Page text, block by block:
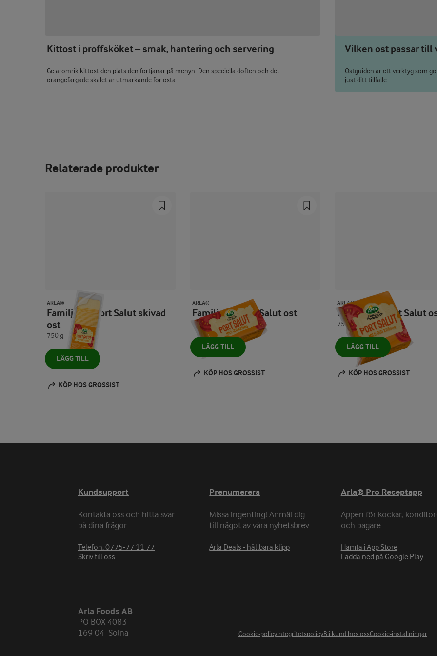
Kittost i proffsköket – smak, hantering och servering
Ge aromrik kittost den plats den förtjänar på menyn. Den speciella doften och det
orangefärgade skalet är utmärkande för osta...
Vilken ost passar till
Ostguiden är ett verktyg som
just ditt tillfälle.
Relaterade produkter
ARLA®
Familjefav Port Salut skivad
ost
750 g
LÄGG TILL
KÖP HOS GROSSIST
ARLA®
Familjefav Port Salut ost
375 g
LÄGG TILL
KÖP HOS GROSSIST
ARLA®
Familjefav Port Salut
750 g
LÄGG TILL
KÖP HOS GROSSIST
Kundsupport
Kontakta oss och hitta svar
på dina frågor
Telefon: 0775-77 11 77
Skriv till oss
Prenumerera
Missa ingenting! Anmäl dig
till något av våra nyhetsbrev
Arla Deals - hållbara klipp
Arla® Pro Receptapp
Appen för kockar,
och bagare
Hämta i App Store
Ladda ned på Google Play
Arla Foods AB
PO BOX 4083
169 04 Solna
Cookie-policy IntegritetspolicyBli kund hos ossCookie-inställningar